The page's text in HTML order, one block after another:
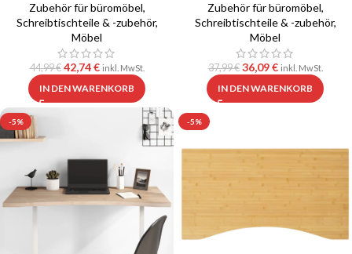
Zubehör für büromöbel,
Schreibtischteile & -zubehör,
Möbel
44,99€ 42,74€ inkl. MwSt.
IN DEN WARENKORB
Zubehör für büromöbel,
Schreibtischteile & -zubehör,
Möbel
37,99€ 36,09€ inkl. MwSt.
IN DEN WARENKORB
-5% -5%